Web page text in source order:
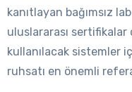
kanıtlayan bağımsız
uluslararası sertifikalar
kullanılacak sistemler
ruhsatı en önemli